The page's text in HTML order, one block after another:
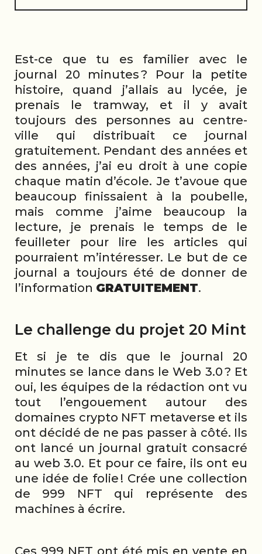
Est-ce que tu es familier avec le
journal 20 minutes ? Pour la petite
histoire, quand j’allais au lycée, je
prenais le tramway, et il y avait
toujours des personnes au centre-
ville qui distribuait ce journal
gratuitement. Pendant des années et
des années, j’ai eu droit à une copie
chaque matin d’école. Je t’avoue que
beaucoup finissaient à la poubelle,
mais comme j’aime beaucoup la
lecture, je prenais le temps de le
feuilleter pour lire les articles qui
pourraient m’intéresser. Le but de ce
journal a toujours été de donner de
l’information GRATUITEMENT.
Le challenge du projet 20 Mint
Et si je te dis que le journal 20
minutes se lance dans le Web 3.0 ? Et
oui, les équipes de la rédaction ont vu
tout l’engouement autour des
domaines crypto NFT metaverse et ils
ont décidé de ne pas passer à côté. Ils
ont lancé un journal gratuit consacré
au web 3.0. Et pour ce faire, ils ont eu
une idée de folie ! Crée une collection
de 999 NFT qui représente des
machines à écrire.
Ces 999 NFT ont été mis en vente en